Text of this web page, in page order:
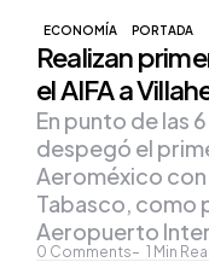
ECONOMÍA PORTADA
Realizan
el AIFA a
0 Comments 1 Min
En punto de las
despegó el
Aeroméxico
Tabasco, como
Aeropuerto